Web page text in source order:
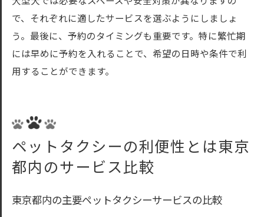
で、それぞれに適したサービスを選ぶようにしましょ
う。最後に、予約のタイミングも重要です。特に繁忙期
には早めに予約を入れることで、希望の日時や条件で利
用することができます。
ペットタクシーの利便性とは東京
都内のサービス比較
東京都内の主要ペットタクシーサービスの比較